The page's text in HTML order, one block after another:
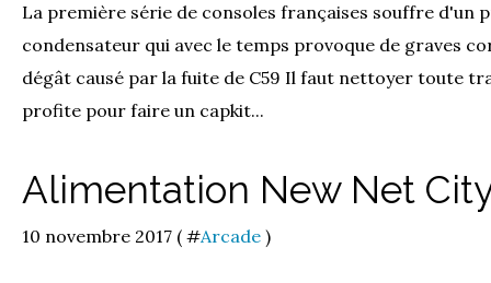
La première série de consoles françaises souffre d'un
condensateur qui avec le temps provoque de graves
dégât causé par la fuite de C59 Il faut nettoyer toute
profite pour faire un capkit...
Alimentation New Net
10 novembre 2017 ( #Arcade )